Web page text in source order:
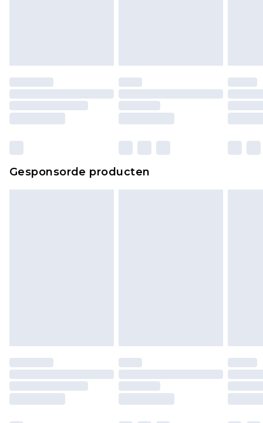
Huishoudelijke artikelen, zoals beddengoed,
matrassen, toppers en kussens, moeten
ongebruikt zijn en in de originele, ongeopende
wettelijke rechten.
bekijken.
Gesponsorde producten